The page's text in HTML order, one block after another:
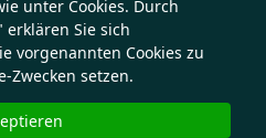
unter Cookies. Durch
erklären Sie sich
vorgenannten Cookies zu
Zwecken setzen.